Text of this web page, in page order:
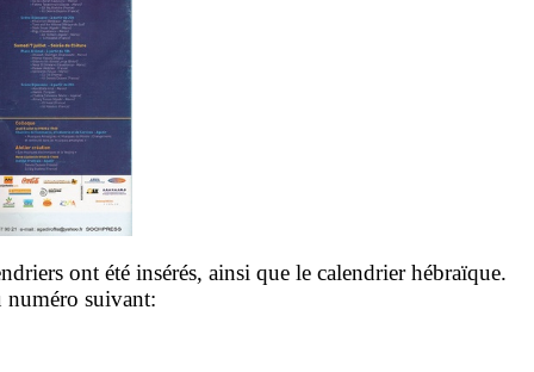
ont été insérés, ainsi que le calendrier hébraïque.
numéro suivant: